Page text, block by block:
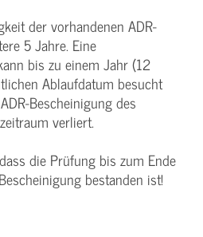
der vorhandenen ADR-
5 Jahre. Eine
bis zu einem Jahr (12
Ablaufdatum besucht
Bescheinigung des
verliert.
die Prüfung bis zum Ende
bestanden ist!